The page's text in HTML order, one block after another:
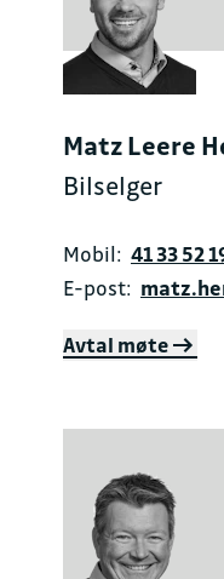
Matz Leere
Bilselger
Mobil: 41 33 52
E-post:
Avtal møte